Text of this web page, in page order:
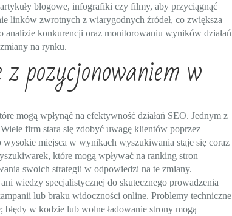
blogowe, infografiki czy filmy, aby przyciągnąć
linków zwrotnych z wiarygodnych źródeł, co zwiększa
konkurencji oraz monitorowaniu wyników działań
na rynku.
pozycjonowaniem w
mogą wpłynąć na efektywność działań SEO. Jednym z
firm stara się zdobyć uwagę klientów poprzez
miejsca w wynikach wyszukiwania staje się coraz
które mogą wpływać na ranking stron
swoich strategii w odpowiedzi na te zmiany.
wiedzy specjalistycznej do skutecznego prowadzenia
lub braku widoczności online. Problemy techniczne
w kodzie lub wolne ładowanie strony mogą